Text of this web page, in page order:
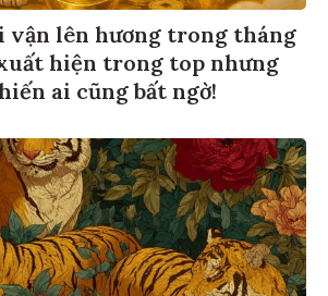
vận lên hương trong tháng
hiện trong top nhưng
ai cũng bất ngờ!